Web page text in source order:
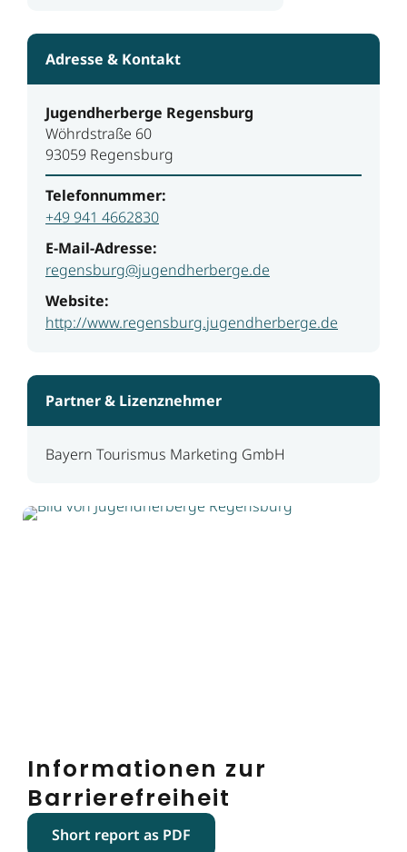
Adresse & Kontakt
Jugendherberge Regensburg
Wöhrdstraße 60
93059 Regensburg
Telefonnummer:
+49 941 4662830
E-Mail-Adresse:
regensburg@jugendherberge.de
Website:
http://www.regensburg.jugendherberge.de
Partner & Lizenznehmer
Bayern Tourismus Marketing GmbH
Informationen zur
Barrierefreiheit
Short report as PDF